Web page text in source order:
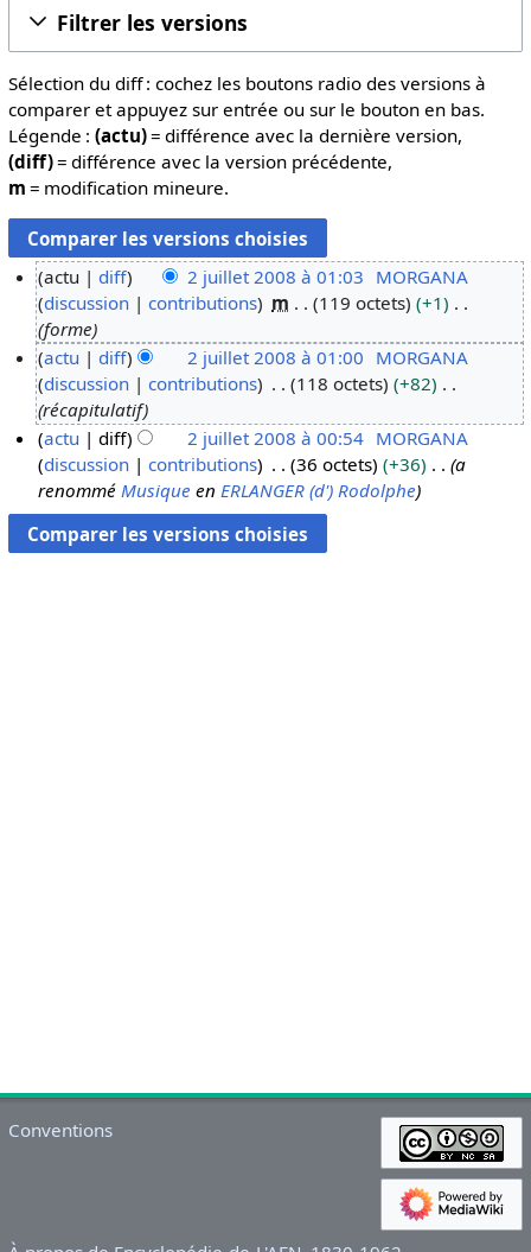
Filtrer les versions
Sélection du diff : cochez les boutons radio des versions à
comparer et appuyez sur entrée ou sur le bouton en bas.
Légende : (actu)= différence avec la dernière version,
(diff)= différence avec la version précédente,
m = modification mineure.
u
0
actu diff 2 juillet 2008 à 01:03 MORGANA
discussion
contributions m 119 octets
+1
forme
actu
diff 2 juillet 2008 à 01:00 MORGANA
discussion
contributions 118 octets
+82
récapitulatif
actu
diff 2 juillet 2008 à 00:54 MORGANA
discussion
contributions 36 octets +36
a
renomméMusique enERLANGER (d') Rodolphe
Conventions